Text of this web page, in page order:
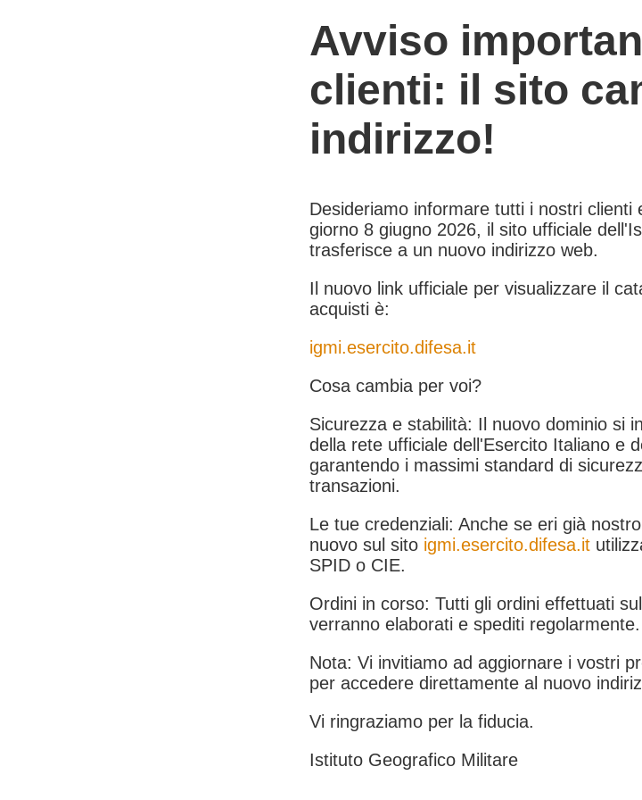
Avviso
clienti: il sito
indirizzo!
Desideriamo informare tutti i nostri clienti
giorno 8 giugno 2026, il sito ufficiale
trasferisce a un nuovo indirizzo web.
Il nuovo link ufficiale per visualizzare il
acquisti è:
igmi.esercito.difesa.it
Cosa cambia per voi?
Sicurezza e stabilità: Il nuovo dominio si
della rete ufficiale dell'Esercito Italiano e
garantendo i massimi standard di
transazioni.
Le tue credenziali: Anche se eri già
nuovo sul sito igmi.esercito.difesa.it
SPID o CIE.
Ordini in corso: Tutti gli ordini effettuati
verranno elaborati e spediti regolarmente.
Nota: Vi invitiamo ad aggiornare i vostri
per accedere direttamente al nuovo
Vi ringraziamo per la fiducia.
Istituto Geografico Militare